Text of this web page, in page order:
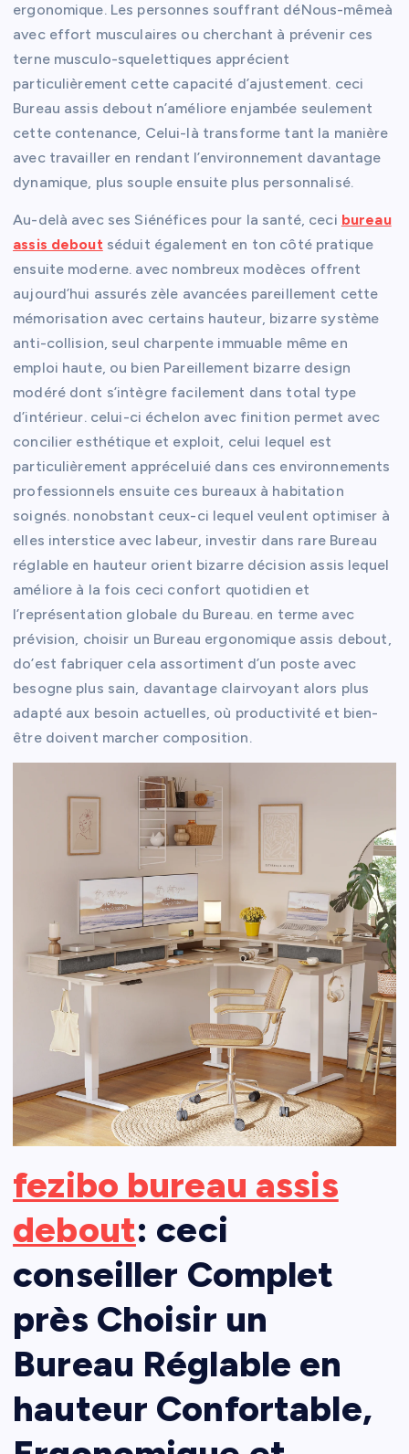
ergonomique. Les personnes souffrant déNous-mêmeà
avec effort musculaires ou cherchant à prévenir ces
terne musculo-squelettiques apprécient
particulièrement cette capacité d’ajustement. ceci
Bureau assis debout n’améliore enjambée seulement
cette contenance, Celui-là transforme tant la manière
avec travailler en rendant l’environnement davantage
dynamique, plus souple ensuite plus personnalisé.
Au-delà avec ses Siénéfices pour la santé, ceci bureau
assis deboutséduit également en ton côté pratique
ensuite moderne. avec nombreux modèces offrent
aujourd’hui assurés zèle avancées pareillement cette
mémorisation avec certains hauteur, bizarre système
anti-collision, seul charpente immuable même en
emploi haute, ou bien Pareillement bizarre design
modéré dont s’intègre facilement dans total type
d’intérieur. celui-ci échelon avec finition permet avec
concilier esthétique et exploit, celui lequel est
particulièrement appréceluié dans ces environnements
professionnels ensuite ces bureaux à habitation
soignés. nonobstant ceux-ci lequel veulent optimiser à
elles interstice avec labeur, investir dans rare Bureau
réglable en hauteur orient bizarre décision assis lequel
améliore à la fois ceci confort quotidien et
l’représentation globale du Bureau. en terme avec
prévision, choisir un Bureau ergonomique assis debout,
do’est fabriquer cela assortiment d’un poste avec
besogne plus sain, davantage clairvoyant alors plus
adapté aux besoin actuelles, où productivité et bien-
être doivent marcher composition.
fezibo bureau assis
debout: ceci
conseiller Complet
près Choisir un
Bureau Réglable en
hauteur Confortable,